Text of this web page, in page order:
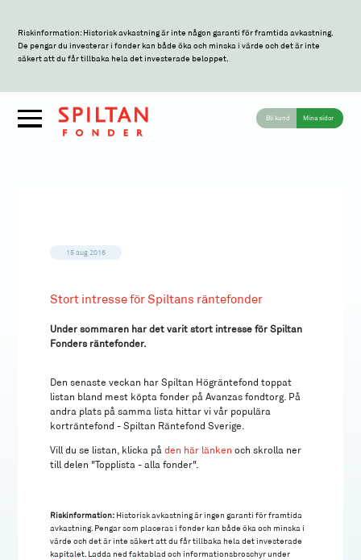
Riskinformation: Historisk avkastning är inte någon garanti för framtida avkastning.
De pengar du investerar i fonder kan både öka och minska i värde och det är inte
säkert att du får tillbaka hela det investerade beloppet.
Bli kund Mina sidor
15 aug 2016
Stort intresse för Spiltans räntefonder
Under sommaren har det varit stort intresse för Spiltan
Fonders räntefonder.
Den senaste veckan har Spiltan Högräntefond toppat
listan bland mest köpta fonder på Avanzas fondtorg. På
andra plats på samma lista hittar vi vår populära
korträntefond - Spiltan Räntefond Sverige.
Vill du se listan, klicka påden här länken och skrolla ner
till delen "Topplista - alla fonder".
Riskinformation: Historisk avkastning är ingen garanti för framtida
avkastning. Pengar som placeras i fonder kan både öka och minska i
värde och det är inte säkert att du får tillbaka hela det investerade
kapitalet. Ladda ned faktablad och informationsbroschyr under